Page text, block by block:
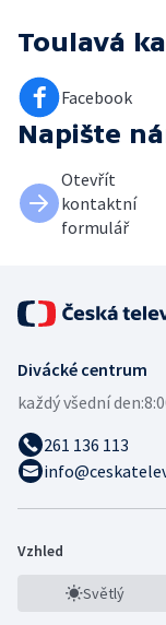
Toulavá
Facebook
Napište
Otevřít
kontaktní
formulář
Divácké centrum
každý všední den:
261 136 113
Vzhled
Světlý